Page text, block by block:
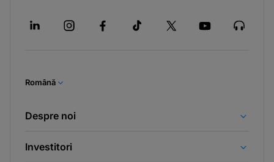
Română
Despre noi
Investitori